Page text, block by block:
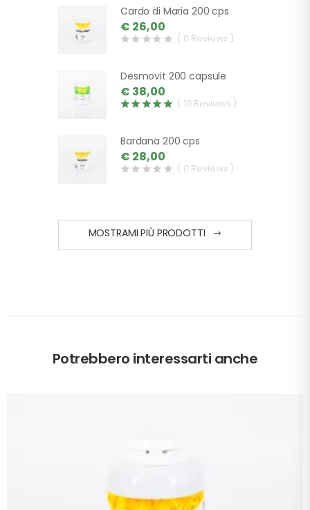
Cardo di Maria 200 cps
€ 26,00
( 0 Reviews )
Desmovit 200 capsule
€ 38,00
( 10 Reviews )
Bardana 200 cps
€ 28,00
( 0 Reviews )
MOSTRAMI PIÙ PRODOTTI
Potrebbero interessarti anche